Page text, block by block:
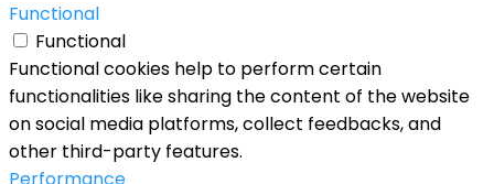
Functional
Functional
Functional cookies help to perform certain
functionalities like sharing the content of the website
on social media platforms, collect feedbacks, and
other third-party features.